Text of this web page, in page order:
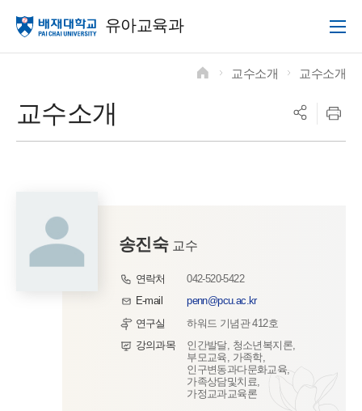
유아교육과
교수소개
교수소개
교수소개
송진숙 교수
연락처
042-520-5422
E-mail
penn@pcu.ac.kr
연구실
하워드 기념관 412호
강의과목
인간발달, 청소년복지론,
부모교육, 가족학,
인구변동과다문화교육,
가족상담및치료,
가정교과교육론